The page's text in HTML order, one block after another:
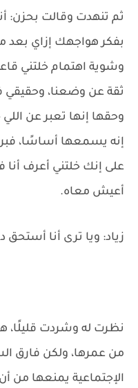
ثم تنهدت وقالت بحزن:
بفكر هواجهك إزاي بعد
وشوية اهتمام خلتني
ثقة عن وضعنا،
وحقها إنها تعبر عن
إنه يسمعها أساسًا،
على إنك خلتني أعرف
أعيش معاه.
زياد: ويا ترى أنا أستحق
نظرت له وشردت قليلًا،
من عمرها، ولكن فارق
الإجتماعية يمنعها من